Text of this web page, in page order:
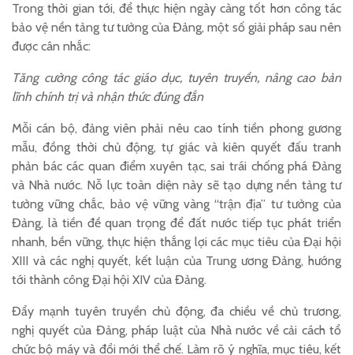
Trong thời gian tới, để thực hiện ngày càng tốt hơn công tác
bảo vệ nền tảng tư tưởng của Đảng, một số giải pháp sau nên
được cân nhắc:
Tăng cường công tác giáo dục, tuyên truyền, nâng cao bản
lĩnh chính trị và nhận thức đúng đắn
Mỗi cán bộ, đảng viên phải nêu cao tính tiền phong gương
mẫu, đồng thời chủ động, tự giác và kiên quyết đấu tranh
phản bác các quan điểm xuyên tạc, sai trái chống phá Đảng
và Nhà nước. Nỗ lực toàn diện này sẽ tạo dựng nền tảng tư
tưởng vững chắc, bảo vệ vững vàng “trận địa” tư tưởng của
Đảng, là tiền đề quan trọng để đất nước tiếp tục phát triển
nhanh, bền vững, thực hiện thắng lợi các mục tiêu của Đại hội
XIII và các nghị quyết, kết luận của Trung ương Đảng, hướng
tới thành công Đại hội XIV của Đảng.
Đẩy mạnh tuyên truyền chủ động, đa chiều về chủ trương,
nghị quyết của Đảng, pháp luật của Nhà nước về cải cách tổ
chức bộ máy và đổi mới thể chế. Làm rõ ý nghĩa, mục tiêu, kết